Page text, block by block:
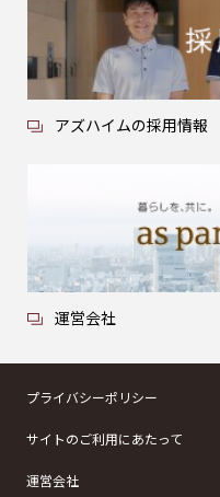
アズハイムの採用情報
運営会社
プライバシーポリシー
サイトのご利用にあたって
運営会社